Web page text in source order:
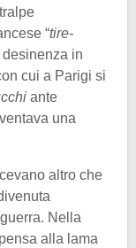
“tire-
in
cui a Parigi si
ante
una
altro che
Nella
alla lama